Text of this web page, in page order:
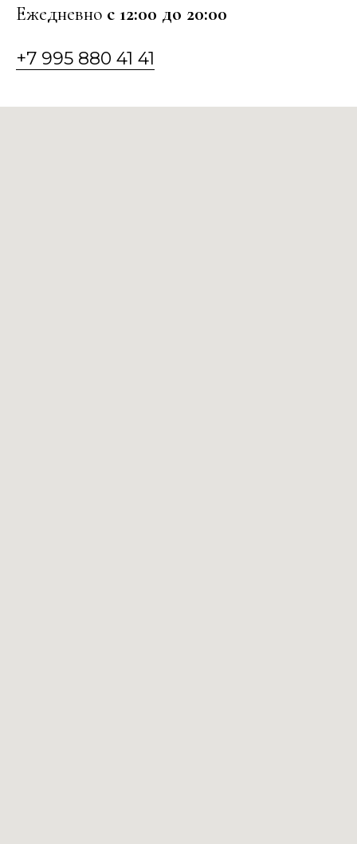
Ежедневно с 12:00 до 20:00
+7 995 880 41 41